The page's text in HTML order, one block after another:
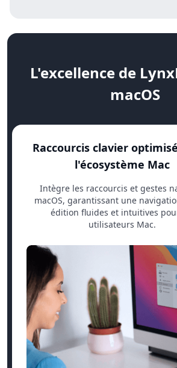
L'excellence de
macOS
Raccourcis clavier
l'écosystème Mac
Intègre les raccourcis et gestes
macOS, garantissant une
édition fluides et intuitives
utilisateurs Mac.